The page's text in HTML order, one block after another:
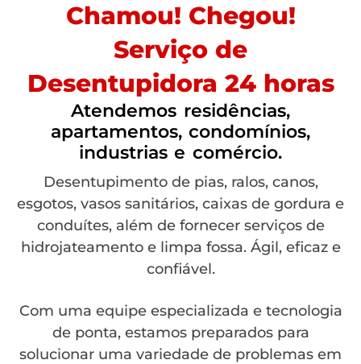
Chamou! Chegou!
Serviço de
Desentupidora 24 horas
Atendemos residências,
apartamentos, condomínios,
industrias e comércio.
Desentupimento de pias, ralos, canos,
esgotos, vasos sanitários, caixas de gordura e
conduítes, além de fornecer serviços de
hidrojateamento e limpa fossa. Ágil, eficaz e
confiável.
Com uma equipe especializada e tecnologia
de ponta, estamos preparados para
solucionar uma variedade de problemas em